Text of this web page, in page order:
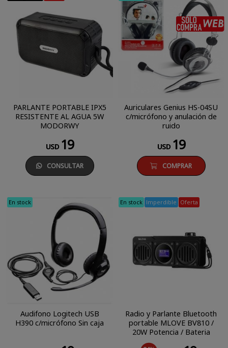
PARLANTE PORTABLE IPX5
RESISTENTE AL AGUA 5W
MODORWY
USD 19
CONSULTAR
Auriculares Genius HS-04SU
c/micrófono y anulación de
ruido
USD 19
COMPRAR
En stock
Audifono Logitech USB
H390 c/micrófono Sin caja
En stock Imperdible Oferta
Radio y Parlante Bluetooth
portable MLOVE BV810 /
20W Potencia / Bateria
Recargable